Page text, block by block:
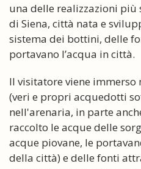
una delle realizzazioni
di Siena, città nata e
sistema dei bottini, delle
portavano l’acqua in città.
Il visitatore viene
(veri e propri acquedotti
nell'arenaria, in parte
raccolto le acque delle
acque piovane, le
della città) e delle fonti